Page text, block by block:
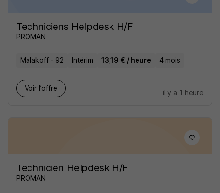
Techniciens Helpdesk H/F
PROMAN
Malakoff - 92 Intérim 13,19 € / heure 4 mois
Voir l’offre
il y a 1 heure
Technicien Helpdesk H/F
PROMAN